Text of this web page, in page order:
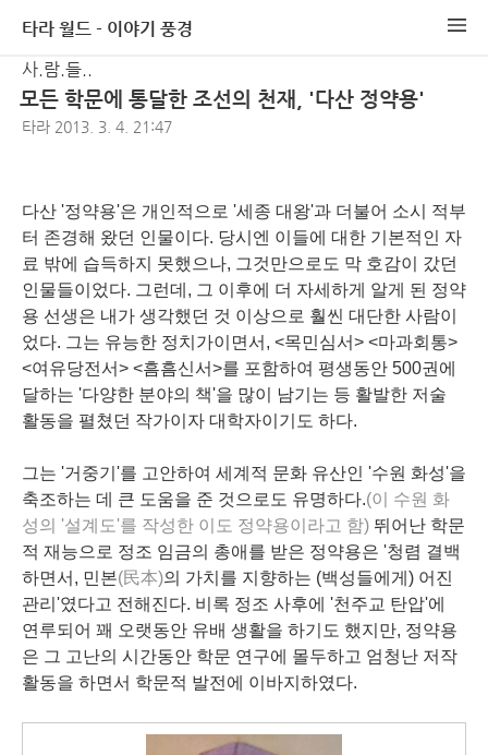
타라 월드 - 이야기 풍경
사.람.들..
모든 학문에 통달한 조선의 천재, '다산 정약용'
타라 2013. 3. 4. 21:47
다산 '정약용'은 개인적으로 '세종 대왕'과 더불어 소시 적부
터 존경해 왔던 인물이다. 당시엔 이들에 대한 기본적인 자
료 밖에 습득하지 못했으나, 그것만으로도 막 호감이 갔던
인물들이었다. 그런데, 그 이후에 더 자세하게 알게 된 정약
용 선생은 내가 생각했던 것 이상으로 훨씬 대단한 사람이
었다. 그는 유능한 정치가이면서, <목민심서> <마과회통>
<여유당전서> <흠흠신서>를 포함하여 평생동안 500권에
달하는 '다양한 분야의 책'을 많이 남기는 등 활발한 저술
활동을 펼쳤던 작가이자 대학자이기도 하다.
그는 '거중기'를 고안하여 세계적 문화 유산인 '수원 화성'을
축조하는 데 큰 도움을 준 것으로도 유명하다.(이 수원 화
성의 '설계도'를 작성한 이도 정약용이라고 함) 뛰어난 학문
적 재능으로 정조 임금의 총애를 받은 정약용은 '청렴 결백
하면서, 민본(民本)의 가치를 지향하는 (백성들에게) 어진
관리'였다고 전해진다. 비록 정조 사후에 '천주교 탄압'에
연루되어 꽤 오랫동안 유배 생활을 하기도 했지만, 정약용
은 그 고난의 시간동안 학문 연구에 몰두하고 엄청난 저작
활동을 하면서 학문적 발전에 이바지하였다.